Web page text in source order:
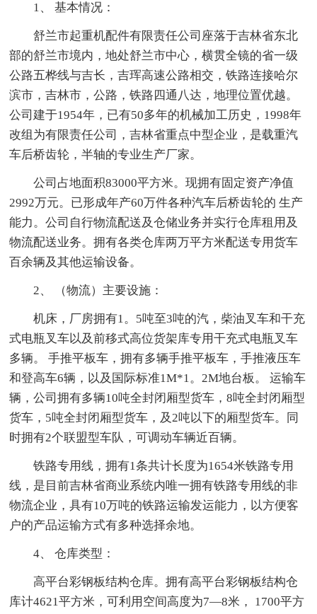
1、 基本情况：
舒兰市起重机配件有限责任公司座落于吉林省东北
部的舒兰市境内，地处舒兰市中心，横贯全镜的省一级
公路五桦线与吉长，吉珲高速公路相交，铁路连接哈尔
滨市，吉林市，公路，铁路四通八达，地理位置优越。
公司建于1954年，已有50多年的机械加工历史，1998年
改组为有限责任公司，吉林省重点中型企业，是载重汽
车后桥齿轮，半轴的专业生产厂家。
公司占地面积83000平方米。现拥有固定资产净值
2992万元。已形成年产60万件各种汽车后桥齿轮的 生产
能力。公司自行物流配送及仓储业务并实行仓库租用及
物流配送业务。拥有各类仓库两万平方米配送专用货车
百余辆及其他运输设备。
2、 （物流）主要设施：
机床，厂房拥有1。5吨至3吨的汽，柴油叉车和干充
式电瓶叉车以及前移式高位货架库专用干充式电瓶叉车
多辆。 手推平板车，拥有多辆手推平板车，手推液压车
和登高车6辆，以及国际标准1M*1。2M地台板。 运输车
辆，公司拥有多辆10吨全封闭厢型货车，8吨全封闭厢型
货车，5吨全封闭厢型货车，及2吨以下的厢型货车。同
时拥有2个联盟型车队，可调动车辆近百辆。
铁路专用线，拥有1条共计长度为1654米铁路专用
线，是目前吉林省商业系统内唯一拥有铁路专用线的非
物流企业，具有10万吨的铁路运输发运能力，以方便客
户的产品运输方式有多种选择余地。
4、 仓库类型：
高平台彩钢板结构仓库。拥有高平台彩钢板结构仓
库计4621平方米，可利用空间高度为7—8米， 1700平方